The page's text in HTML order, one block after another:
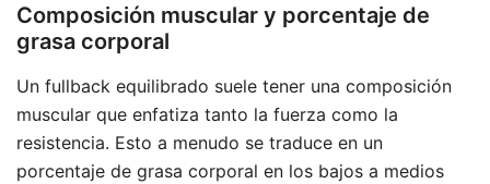
Composición muscular y porcentaje de
grasa corporal
Un fullback equilibrado suele tener una composición
muscular que enfatiza tanto la fuerza como la
resistencia. Esto a menudo se traduce en un
porcentaje de grasa corporal en los bajos a medios